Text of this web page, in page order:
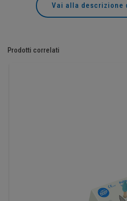
Vai alla descrizione
Prodotti correlati